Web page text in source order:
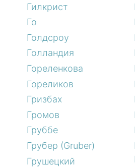
Гилкрист
Го
Голдсроу
Голландия
Гореленкова
Гореликов
Гризбах
Громов
Груббе
Грубер (Gruber)
Грушецкий